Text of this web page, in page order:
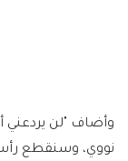
وأضاف "لن يردعني
نووي، وسنقطع